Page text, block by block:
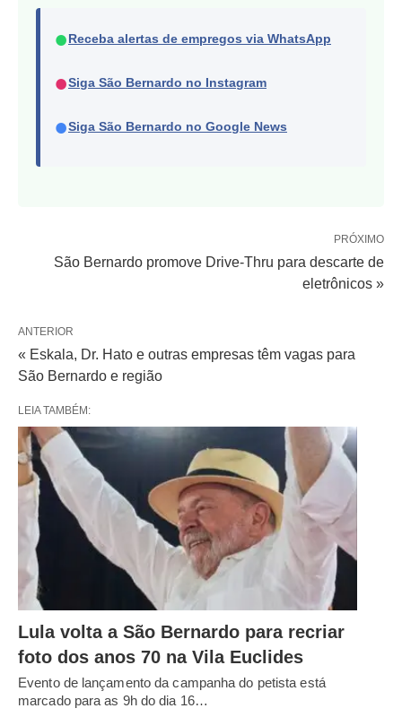
● Receba alertas de empregos via WhatsApp
●Siga São Bernardo no Instagram
●Siga São Bernardo no Google News
PRÓXIMO
São Bernardo promove Drive-Thru para descarte de
eletrônicos »
ANTERIOR
« Eskala, Dr. Hato e outras empresas têm vagas para
São Bernardo e região
LEIA TAMBÉM:
Lula volta a São Bernardo para recriar
foto dos anos 70 na Vila Euclides
Evento de lançamento da campanha do petista está
marcado para as 9h do dia 16…